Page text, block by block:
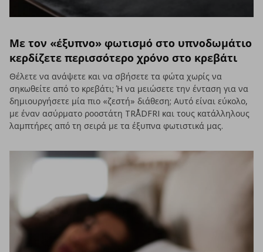
Με τον «έξυπνο» φωτισμό στο υπνοδωμάτιο
κερδίζετε περισσότερο χρόνο στο κρεβάτι
Θέλετε να ανάψετε και να σβήσετε τα φώτα χωρίς να
σηκωθείτε από το κρεβάτι; Ή να μειώσετε την ένταση για να
δημιουργήσετε μία πιο «ζεστή» διάθεση; Αυτό είναι εύκολο,
με έναν ασύρματο ροοστάτη TRÅDFRI και τους κατάλληλους
λαμπτήρες από τη σειρά με τα έξυπνα φωτιστικά μας.